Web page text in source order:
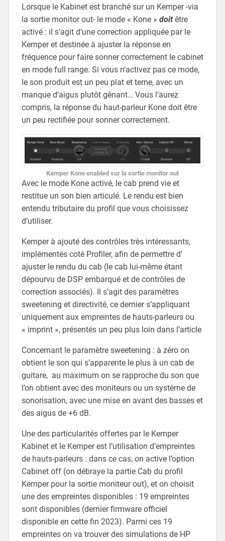
Lorsque le Kabinet est branché sur un Kemper -via
la sortie monitor out- le mode « Kone » doitêtre
activé : il s’agit d’une correction appliquée par le
Kemper et destinée à ajuster la réponse en
fréquence pour faire sonner correctement le cabinet
en mode full range. Si vous n’activez pas ce mode,
le son produit est un peu plat et terne, avec un
manque d’aigus plutôt gênant… Vous l’aurez
compris, la réponse du haut-parleur Kone doit être
un peu rectifiée pour sonner correctement.
Kemper Kone enabled sur la sortie monitor out
Avec le mode Kone activé, le cab prend vie et
restitue un son bien articulé. Le rendu est bien
entendu tributaire du profil que vous choisissez
d’utiliser.
Kemper à ajouté des contrôles très intéressants,
implémentés coté Profiler, afin de permettre d’
ajuster le rendu du cab (le cab lui-même étant
dépourvu de DSP embarqué et de contrôles de
correction associés). Il s’agit des paramètres
sweetening et directivité, ce dernier s’appliquant
uniquement aux empreintes de hauts-parleurs ou
« imprint », présentés un peu plus loin dans l’article
Concernant le paramètre sweetening : à zéro on
obtient le son qui s’apparente le plus à un cab de
guitare, au maximum on se rapproche du son que
l’on obtient avec des moniteurs ou un système de
sonorisation, avec une mise en avant des basses et
des aigus de +6 dB.
Une des particularités offertes par le Kemper
Kabinet et le Kemper est l’utilisation d’empreintes
de hauts-parleurs : dans ce cas, on active l’option
Cabinet off (on débraye la partie Cab du profil
Kemper pour la sortie moniteur out), et on choisit
une des empreintes disponibles : 19 empreintes
sont disponibles (dernier firmware officiel
disponible en cette fin 2023). Parmi ces 19
empreintes on va trouver des simulations de HP